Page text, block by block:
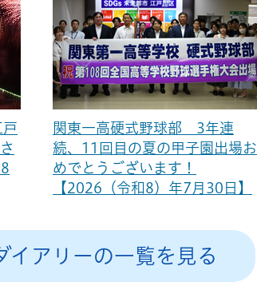
関東一高硬式野球部 3年連
続、11回目の夏の甲子園出場お
めでとうございます！
【2026（令和8）年7月30日】
イアリーの一覧を見る